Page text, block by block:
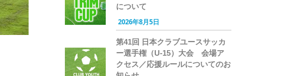
について
2026年8月5日
第41回 日本クラブユースサッカ
ー選手権（U-15）大会 会場ア
クセス／応援ルールについてのお